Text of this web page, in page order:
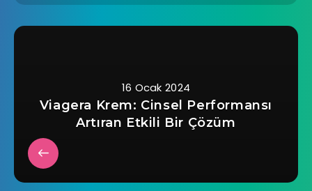
16 Ocak 2024
Viagera Krem: Cinsel Performansı
Artıran Etkili Bir Çözüm